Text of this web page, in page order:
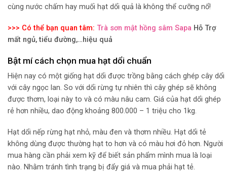
cùng nước chấm hay muối hạt dổi quả là không thể cưỡng nổ!
>>> Có thể bạn quan tâm: Trà sơn mật hồng sâm Sapa Hỗ Trợ
mất ngủ, tiểu đường,…hiệu quả
Bật mí cách chọn mua hạt dổi chuẩn
Hiện nay có một giống hạt dổi được trồng bằng cách ghép cây dổi
với cây ngọc lan. So với dổi rừng tự nhiên thì cây ghép sẽ không
được thơm, loại này to và có màu nâu cam. Giá của hạt dổi ghép
rẻ hơn nhiều, dao động khoảng 800.000 – 1 triệu cho 1kg.
Hạt dổi nếp rừng hạt nhỏ, màu đen và thơm nhiều. Hạt dổi tẻ
không dùng được thường hạt to hơn và có màu hơi đỏ hơn. Người
mua hàng cần phải xem kỹ để biết sản phẩm mình mua là loại
nào. Nhằm tránh tình trạng bị đẩy giá và mua phải hạt tẻ.